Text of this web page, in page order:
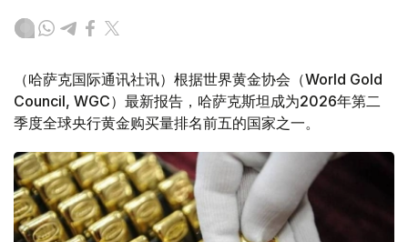
（哈萨克国际通讯社讯）根据世界黄金协会（World Gold
Council, WGC）最新报告，哈萨克斯坦成为2026年第二
季度全球央行黄金购买量排名前五的国家之一。